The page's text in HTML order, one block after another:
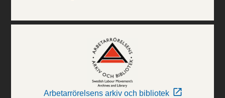
Arbetarrörelsens arkiv och bibliotek